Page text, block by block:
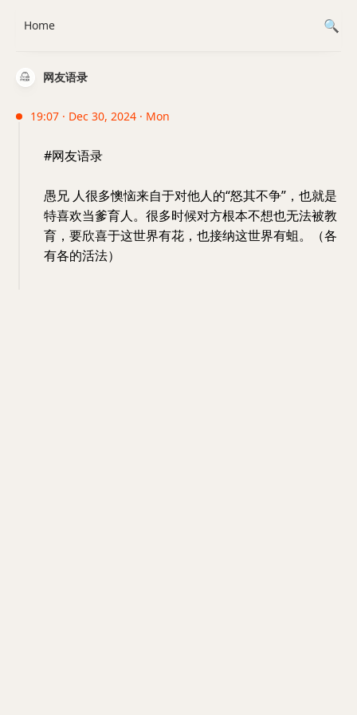
网友语录
19:07 · Dec 30, 2024 · Mon
#网友语录
愚兄 人很多懊恼来自于对他人的“怒其不争”，也就是
特喜欢当爹育人。很多时候对方根本不想也无法被教
育，要欣喜于这世界有花，也接纳这世界有蛆。（各
有各的活法）
Home